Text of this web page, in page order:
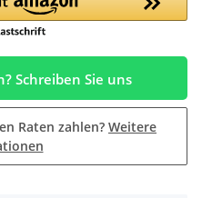
Schreiben Sie uns
Raten zahlen? Weitere